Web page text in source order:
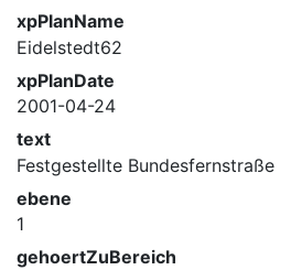
xpPlanName
Eidelstedt62
xpPlanDate
2001-04-24
text
Festgestellte Bundesfernstraße
ebene
1
gehoertZuBereich